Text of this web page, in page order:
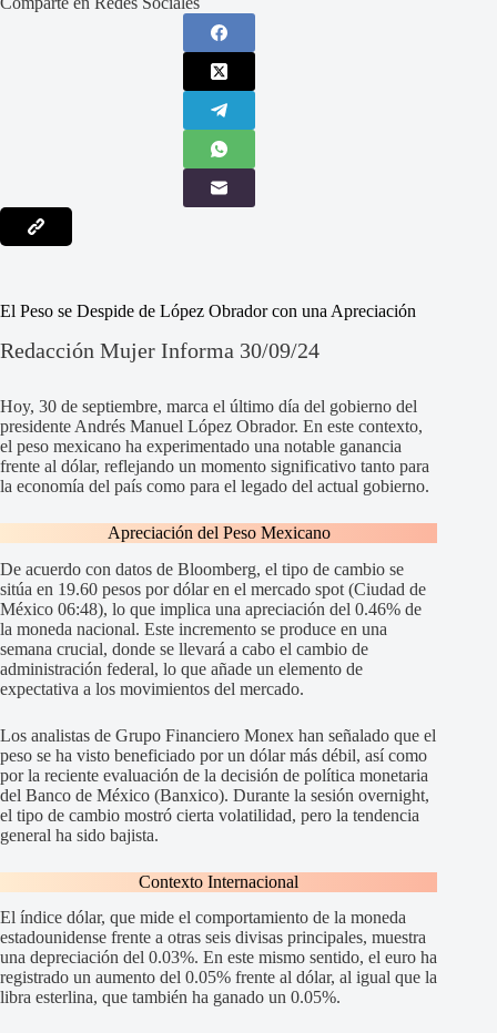
El Peso se Despide de López Obrador con una Apreciación
Redacción Mujer Informa 30/09/24
Hoy, 30 de septiembre, marca el último día del gobierno del
presidente Andrés Manuel López Obrador. En este contexto,
el peso mexicano ha experimentado una notable ganancia
frente al dólar, reflejando un momento significativo tanto para
la economía del país como para el legado del actual gobierno.
Apreciación del Peso Mexicano
De acuerdo con datos de Bloomberg, el tipo de cambio se
sitúa en 19.60 pesos por dólar en el mercado spot (Ciudad de
México 06:48), lo que implica una apreciación del 0.46% de
la moneda nacional. Este incremento se produce en una
semana crucial, donde se llevará a cabo el cambio de
administración federal, lo que añade un elemento de
expectativa a los movimientos del mercado.
Los analistas de Grupo Financiero Monex han señalado que el
peso se ha visto beneficiado por un dólar más débil, así como
por la reciente evaluación de la decisión de política monetaria
del Banco de México (Banxico). Durante la sesión overnight,
el tipo de cambio mostró cierta volatilidad, pero la tendencia
general ha sido bajista.
Contexto Internacional
El índice dólar, que mide el comportamiento de la moneda
estadounidense frente a otras seis divisas principales, muestra
una depreciación del 0.03%. En este mismo sentido, el euro ha
registrado un aumento del 0.05% frente al dólar, al igual que la
libra esterlina, que también ha ganado un 0.05%.